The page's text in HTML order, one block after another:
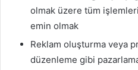
olmak üzere tüm
emin olmak
Reklam oluşturma veya
düzenleme gibi